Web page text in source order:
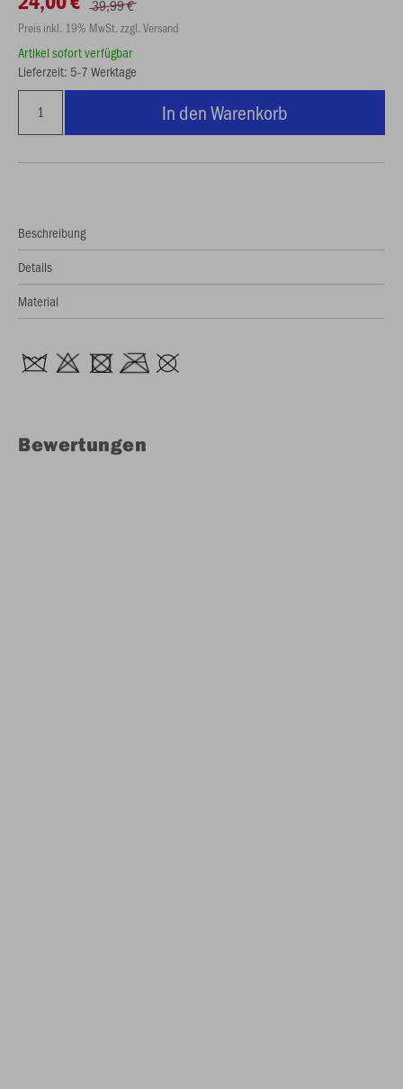
39,99 €
Preis inkl. 19% MwSt. zzgl. Versand
Artikel sofort verfügbar
Lieferzeit: 5-7 Werktage
In den Warenkorb
Beschreibung
Details
Material
Bewertungen